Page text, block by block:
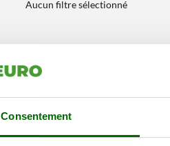
Consentement
Aucun filtre sélectionné